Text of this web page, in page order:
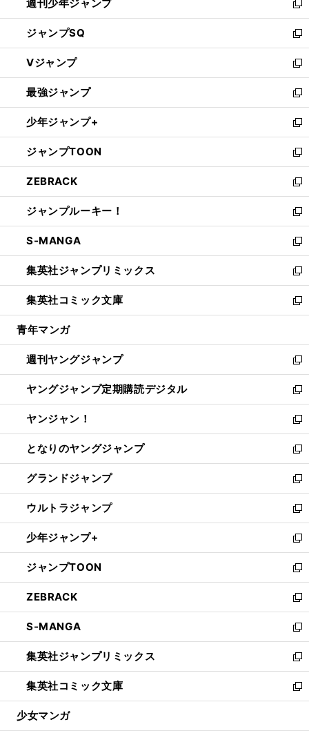
く
週刊少年ジャンプ
新
し
い
ウ
ィ
ン
ド
ウ
で
開
く
ジャンプSQ
新
し
い
ウ
ィ
ン
ド
ウ
で
開
く
Vジャンプ
新
し
い
ウ
ィ
ン
ド
ウ
で
開
く
最強ジャンプ
新
し
い
ウ
ィ
ン
ド
ウ
で
開
く
少年ジャンプ+
新
し
い
ウ
ィ
ン
ド
ウ
で
開
く
ジャンプTOON
新
し
い
ウ
ィ
ン
ド
ウ
で
開
く
ZEBRACK
新
し
い
ウ
ィ
ン
ド
ウ
で
開
ジャンプルーキー！
新
し
い
ウ
ィ
ン
ド
ウ
開
く
S-MANGA
新
し
い
ウ
ィ
ン
ウ
で
開
く
集英社ジャンプリミックス
新
し
い
ウ
ン
ド
ウ
で
開
く
集英社コミック文庫
新
し
ウ
ィ
ン
ド
ウ
で
開
く
青年マンガ
週刊ヤングジャンプ
新
し
い
ウ
ィ
ン
ド
ウ
で
開
く
ヤングジャンプ定期購読デジタル
新
し
い
ウ
ィ
ン
ド
ウ
で
開
く
ヤンジャン！
新
し
い
ウ
ィ
ン
ド
ウ
で
開
く
となりのヤングジャンプ
新
し
い
ウ
ィ
ン
ド
ウ
で
開
く
グランドジャンプ
新
し
い
ウ
ィ
ン
ド
ウ
で
開
く
ウルトラジャンプ
新
し
い
ウ
ィ
ン
ド
ウ
で
開
く
少年ジャンプ+
新
し
い
ウ
ィ
ン
ド
ウ
で
開
く
ジャンプTOON
新
し
い
ウ
ィ
ン
ド
ウ
で
開
ZEBRACK
新
し
い
ウ
ィ
ン
ド
ウ
S-MANGA
新
し
い
ウ
ィ
ン
集英社ジャンプリミックス
新
し
い
ウ
集英社コミック文庫
新
し
少女マンガ